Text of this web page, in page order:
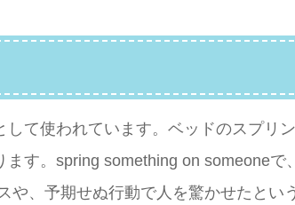
て使われています。ベッドのスプリ
す。spring something on someoneで
、予期せぬ行動で人を驚かせたとい